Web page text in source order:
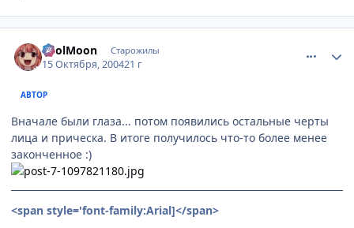
FoolMoon Старожилы
15 Октября, 200421 г
АВТОР
Вначале были глаза... потом появились остальные черты
лица и прическа. В итоге получилось что-то более менее
законченное :)
<span style='font-family:Arial]</span>